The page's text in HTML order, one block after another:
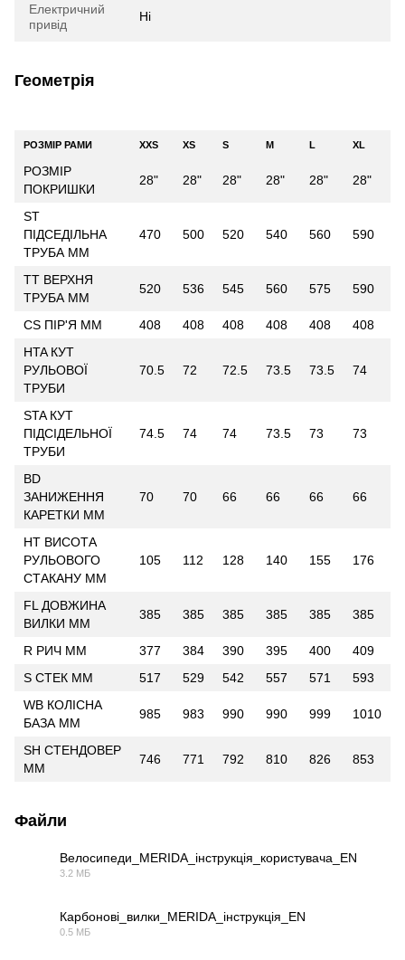
Електричний
привід
Ні
Геометрія
РОЗМІР РАМИ XXS XS S M L XL
РОЗМІР
ПОКРИШКИ
28" 28" 28" 28" 28" 28"
ST
ПІДСЕДІЛЬНА
ТРУБА ММ
470 500 520 540 560 590
TT ВЕРХНЯ
ТРУБА ММ
520 536 545 560 575 590
CS ПІР'Я ММ 408 408 408 408 408
408
HTA КУТ
РУЛЬОВОЇ
ТРУБИ
70.5 72 72.5 73.5 73.5 74
STA КУТ
ПІДСІДЕЛЬНОЇ
ТРУБИ
74.5 74 74 73.5 73 73
BD
ЗАНИЖЕННЯ
КАРЕТКИ ММ
70 70 66 66 66 66
HT ВИСОТА
РУЛЬОВОГО
СТАКАНУ ММ
105 112 128 140 155 176
FL ДОВЖИНА
ВИЛКИ ММ
385 385 385 385 385 385
R РИЧ ММ 377 384 390 395 400
409
S СТЕК ММ
517 529 542 557 571
593
WB КОЛІСНА
БАЗА ММ
985 983 990 990 999 1010
SH СТЕНДОВЕР
ММ
746 771 792 810 826 853
Файли
Велосипеди_MERIDA_інструкція_користувача_EN
3.2 МБ
Карбонові_вилки_MERIDA_інструкція_EN
0.5 МБ